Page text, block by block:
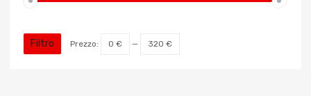
Filtro Prezzo: 0 € — 320 €